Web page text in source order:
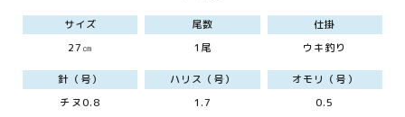
サイズ
27㎝
尾数
1尾
仕掛
ウキ釣り
針（号）
チヌ0.8
ハリス（号）
1.7
オモリ（号）
0.5